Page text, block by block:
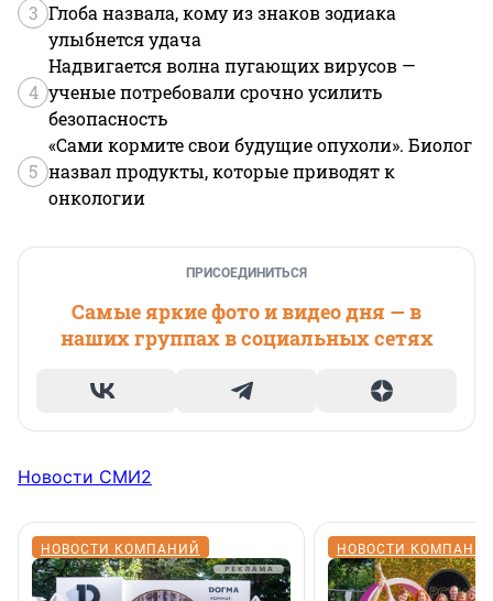
3 Глоба назвала, кому из знаков зодиака
улыбнется удача
4
Надвигается волна пугающих вирусов —
ученые потребовали срочно усилить
безопасность
5
«Сами кормите свои будущие опухоли». Биолог
назвал продукты, которые приводят к
онкологии
ПРИСОЕДИНИТЬСЯ
Самые яркие фото и видео дня — в
наших группах в социальных сетях
Новости СМИ2
НОВОСТИ КОМПАНИЙ НОВОСТИ